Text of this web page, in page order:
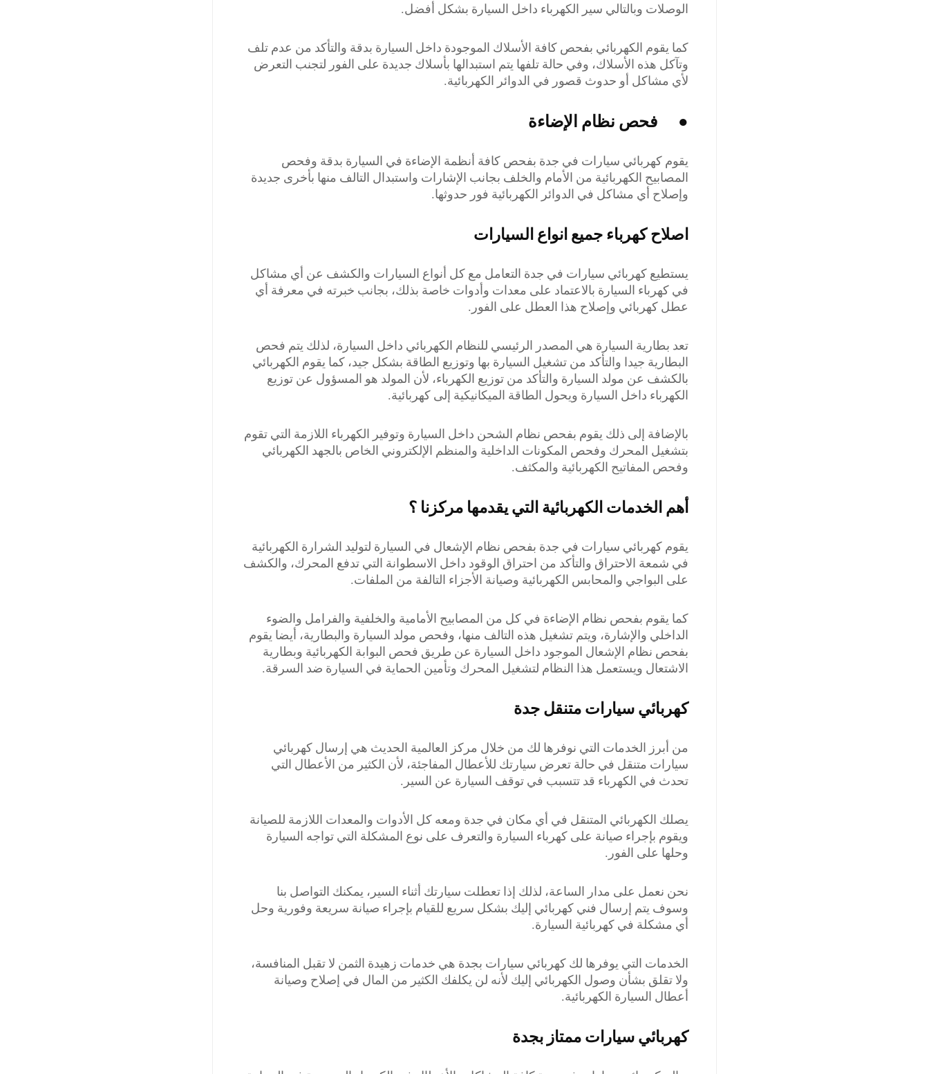
الوصلات وبالتالي سير الكهرباء داخل السيارة بشكل أفضل.
كما يقوم الكهربائي بفحص كافة الأسلاك الموجودة داخل السيارة بدقة والتأكد من عدم تلف
وتآكل هذه الأسلاك، وفي حالة تلفها يتم استبدالها بأسلاك جديدة على الفور لتجنب التعرض
لأي مشاكل أو حدوث قصور في الدوائر الكهربائية.
● فحص نظام الإضاءة
يقوم كهربائي سيارات في جدة بفحص كافة أنظمة الإضاءة في السيارة بدقة وفحص
المصابيح الكهربائية من الأمام والخلف بجانب الإشارات واستبدال التالف منها بأخرى جديدة
وإصلاح أي مشاكل في الدوائر الكهربائية فور حدوثها.
اصلاح كهرباء جميع انواع السيارات
يستطيع كهربائي سيارات في جدة التعامل مع كل أنواع السيارات والكشف عن أي مشاكل
في كهرباء السيارة بالاعتماد على معدات وأدوات خاصة بذلك، بجانب خبرته في معرفة أي
عطل كهربائي وإصلاح هذا العطل على الفور.
تعد بطارية السيارة هي المصدر الرئيسي للنظام الكهربائي داخل السيارة، لذلك يتم فحص
البطارية جيدا والتأكد من تشغيل السيارة بها وتوزيع الطاقة بشكل جيد، كما يقوم الكهربائي
بالكشف عن مولد السيارة والتأكد من توزيع الكهرباء، لأن المولد هو المسؤول عن توزيع
الكهرباء داخل السيارة ويحول الطاقة الميكانيكية إلى كهربائية.
بالإضافة إلى ذلك يقوم بفحص نظام الشحن داخل السيارة وتوفير الكهرباء اللازمة التي تقوم
بتشغيل المحرك وفحص المكونات الداخلية والمنظم الإلكتروني الخاص بالجهد الكهربائي
وفحص المفاتيح الكهربائية والمكثف.
أهم الخدمات الكهربائية التي يقدمها مركزنا ؟
يقوم كهربائي سيارات في جدة بفحص نظام الإشعال في السيارة لتوليد الشرارة الكهربائية
في شمعة الاحتراق والتأكد من احتراق الوقود داخل الاسطوانة التي تدفع المحرك، والكشف
على البواجي والمحابس الكهربائية وصيانة الأجزاء التالفة من الملفات.
كما يقوم بفحص نظام الإضاءة في كل من المصابيح الأمامية والخلفية والفرامل والضوء
الداخلي والإشارة، ويتم تشغيل هذه التالف منها، وفحص مولد السيارة والبطارية، أيضا يقوم
بفحص نظام الإشعال الموجود داخل السيارة عن طريق فحص البوابة الكهربائية وبطارية
الاشتعال ويستعمل هذا النظام لتشغيل المحرك وتأمين الحماية في السيارة ضد السرقة.
كهربائي سيارات متنقل جدة
من أبرز الخدمات التي نوفرها لك من خلال مركز العالمية الحديث هي إرسال كهربائي
سيارات متنقل في حالة تعرض سيارتك للأعطال المفاجئة، لأن الكثير من الأعطال التي
تحدث في الكهرباء قد تتسبب في توقف السيارة عن السير.
يصلك الكهربائي المتنقل في أي مكان في جدة ومعه كل الأدوات والمعدات اللازمة للصيانة
ويقوم بإجراء صيانة على كهرباء السيارة والتعرف على نوع المشكلة التي تواجه السيارة
وحلها على الفور.
نحن نعمل على مدار الساعة، لذلك إذا تعطلت سيارتك أثناء السير، يمكنك التواصل بنا
وسوف يتم إرسال فني كهربائي إليك بشكل سريع للقيام بإجراء صيانة سريعة وفورية وحل
أي مشكلة في كهربائية السيارة.
الخدمات التي يوفرها لك كهربائي سيارات بجدة هي خدمات زهيدة الثمن لا تقبل المنافسة،
ولا تقلق بشأن وصول الكهربائي إليك لأنه لن يكلفك الكثير من المال في إصلاح وصيانة
أعطال السيارة الكهربائية.
كهربائي سيارات ممتاز بجدة